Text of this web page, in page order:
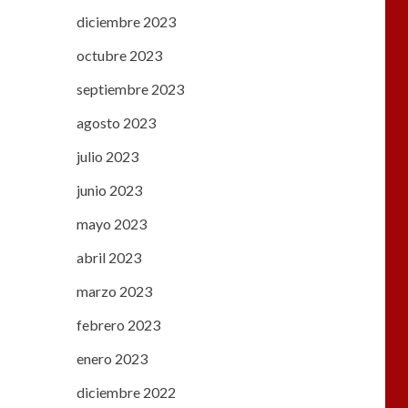
diciembre 2023
octubre 2023
septiembre 2023
agosto 2023
julio 2023
junio 2023
mayo 2023
abril 2023
marzo 2023
febrero 2023
enero 2023
diciembre 2022